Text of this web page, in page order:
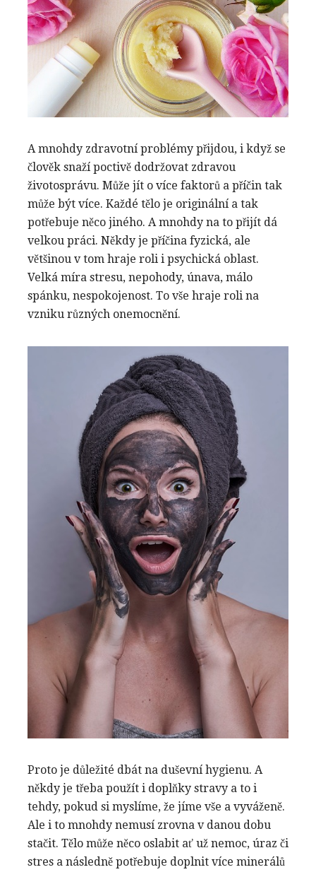
A mnohdy zdravotní problémy přijdou, i když se
člověk snaží poctivě dodržovat zdravou
životosprávu. Může jít o více faktorů a příčin tak
může být více. Každé tělo je originální a tak
potřebuje něco jiného. A mnohdy na to přijít dá
velkou práci. Někdy je příčina fyzická, ale
většinou v tom hraje roli i psychická oblast.
Velká míra stresu, nepohody, únava, málo
spánku, nespokojenost. To vše hraje roli na
vzniku různých onemocnění.
Proto je důležité dbát na duševní hygienu. A
někdy je třeba použít i doplňky stravy a to i
tehdy, pokud si myslíme, že jíme vše a vyváženě.
Ale i to mnohdy nemusí zrovna v danou dobu
stačit. Tělo může něco oslabit ať už nemoc, úraz či
stres a následně potřebuje doplnit více minerálů